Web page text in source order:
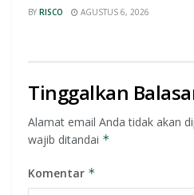
BY RISCO AGUSTUS 6, 2026
Tinggalkan
Alamat email Anda tidak akan
wajib ditandai *
Komentar *